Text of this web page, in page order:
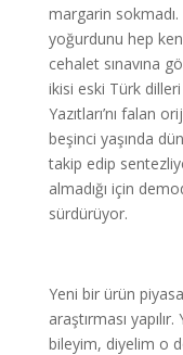
margarin
yoğurdunu hep
cehalet sınavına
ikisi eski Türk
Yazıtları’nı falan
beşinci yaşında
takip edip
almadığı için
sürdürüyor.
Yeni bir ürün
araştırması
bileyim, diyelim o